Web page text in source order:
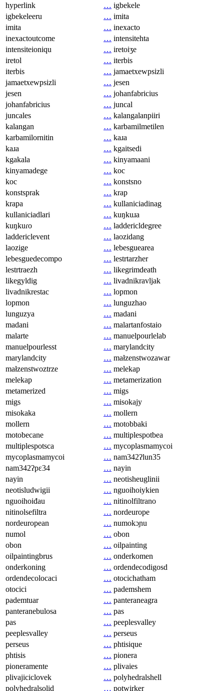
hyperlink
… igbekele
igbekeleeru
… imita
imita
… inexacto
inexactoutcome
… intensitehta
intensiteioniqu
… iretoiʒe
iretol
… iterbis
iterbis
… jamaetxewpsizli
jamaetxewpsizli
… jesen
jesen
… johanfabricius
johanfabricius
… juncal
juncales
… kalangalanpiiri
kalangan
… karbamilmetilen
karbamilornitin
… kaɹa
kaɹa
… kgaitsedi
kgakala
… kinyamaani
kinyamadege
… koc
koc
… konstsno
konstsprak
… krap
krapa
… kullaniciadinag
kullaniciadlari
… kuŋkuɹa
kuŋkuɾo
… laddericldegree
laddericlevent
… laozidang
laozige
… lebesguearea
lebesguedecompo
… lestrtarzher
lestrtraezh
… likegrimdeath
likegyldig
… livadnikravljak
livadnikrestac
… lopmon
lopmon
… lunguzhao
lunguzya
… madani
madani
… malartanfostaio
malarte
… manuelpourlelab
manuelpourlesst
… marylandcity
marylandcity
… małzenstwozawar
małzenstwoztrze
… melekap
melekap
… metamerization
metamerized
… migs
migs
… misokajy
misokaka
… mollern
mollern
… motobbaki
motobecane
… multiplespotbea
multiplespotsca
… mycoplasmamycoi
mycoplasmamycoi
… nam342ʔlun35
nam342ʔpɛ34
… nayin
nayin
… neotisheuglinii
neotisludwigii
… nguoihoiykien
nguoihoiđau
… nitinolfiltrano
nitinolsefiltra
… nordeurope
nordeuropean
… numokɔɲu
numol
… obon
obon
… oilpainting
oilpaintingbrus
… onderkomen
onderkoning
… ordendecodigosd
ordendecolocaci
… otocichatham
otocici
… pademshem
pademtuar
… panteraneagra
panteranebulosa
… pas
pas
… peeplesvalley
peeplesvalley
… perseus
perseus
… phtisique
phtisis
… pionera
pioneramente
… plivaies
plivajiciclovek
… polyhedralshell
polyhedralsolid
… potwirker